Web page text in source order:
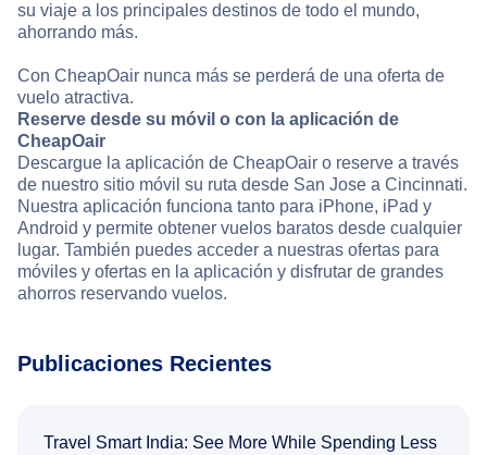
su viaje a los principales destinos de todo el mundo,
ahorrando más.
Con CheapOair nunca más se perderá de una oferta de
vuelo atractiva.
Reserve desde su móvil o con la aplicación de
CheapOair
Descargue la aplicación de CheapOair o reserve a través
de nuestro sitio móvil su ruta desde San Jose a Cincinnati.
Nuestra aplicación funciona tanto para iPhone, iPad y
Android y permite obtener vuelos baratos desde cualquier
lugar. También puedes acceder a nuestras ofertas para
móviles y ofertas en la aplicación y disfrutar de grandes
ahorros reservando vuelos.
Publicaciones Recientes
Travel Smart India: See More While Spending Less